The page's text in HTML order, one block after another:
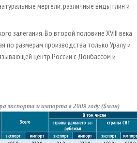
мергели, различные виды глин и
залегания. Во второй половине XVIII века
по размерам производства только Уралу и
центр России с Донбассом и
экспорта и импорта в 2009 году ($млн)